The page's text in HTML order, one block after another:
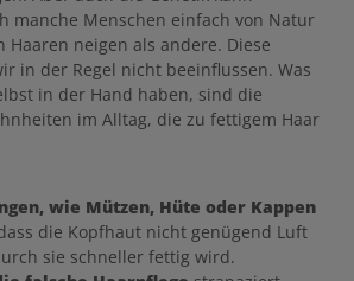
manche Menschen einfach von Natur
Haaren neigen als andere. Diese
in der Regel nicht beeinflussen. Was
in der Hand haben, sind die
im Alltag, die zu fettigem Haar
wie Mützen, Hüte oder Kappen
die Kopfhaut nicht genügend Luft
sie schneller fettig wird.